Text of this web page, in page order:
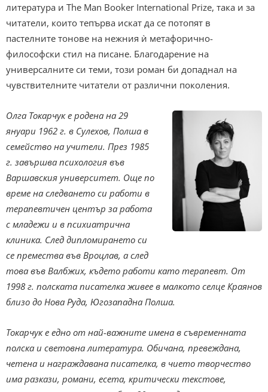
литература и The Man Booker International Prize, така и за
читатели, които тепърва искат да се потопят в
пастелните тонове на нежния ѝ метафорично-
философски стил на писане. Благодарение на
универсалните си теми, този роман би допаднал на
чувствителните читатели от различни поколения.
Олга Токарчук е родена на 29
януари 1962 г. в Сулехов, Полша в
семейство на учители. През 1985
г. завършва психология във
Варшавския университет. Още по
време на следването си работи в
терапевтичен център за работа
с младежи и в психиатрична
клиника. След дипломирането си
се премества във Вроцлав, а след
това във Валбжих, където работи като терапевт. От
1998 г. полската писателка живее в малкото селце Краянов
близо до Нова Руда, Югозападна Полша.
Токарчук е едно от най-важните имена в съвременната
полска и световна литература. Обичана, превеждана,
четена и награждавана писателка, в чието творчество
има разкази, романи, есета, критически текстове,